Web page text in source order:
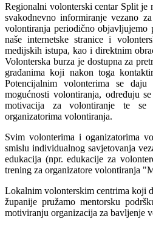
Regionalni volonterski centar Split je
svakodnevno informiranje vezano
volontiranja periodično objavljujemo
naše internetske stranice i
medijskih istupa, kao i direktnim
Volonterska burza je dostupna za
građanima koji nakon toga
Potencijalnim volonterima se daju
mogućnosti volontiranja, određuju
motivacija za volontiranje te
organizatorima volontiranja.
Svim volonterima i oganizatorima
smislu individualnog savjetovanja
edukacija (npr. edukacije za
trening za organizatore volontiranja
Lokalnim volonterskim centrima koji
županije pružamo mentorsku
motiviranju organizacija za bavljenje